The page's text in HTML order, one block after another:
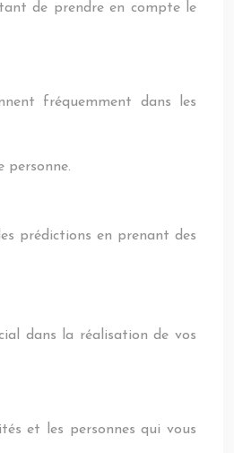
de prendre en compte le
fréquemment dans les
personne.
prédictions en prenant des
dans la réalisation de vos
et les personnes qui vous